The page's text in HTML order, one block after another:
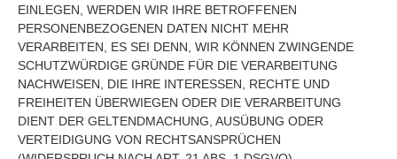
EINLEGEN, WERDEN WIR IHRE BETROFFENEN
PERSONENBEZOGENEN DATEN NICHT MEHR
VERARBEITEN, ES SEI DENN, WIR KÖNNEN ZWINGENDE
SCHUTZWÜRDIGE GRÜNDE FÜR DIE VERARBEITUNG
NACHWEISEN, DIE IHRE INTERESSEN, RECHTE UND
FREIHEITEN ÜBERWIEGEN ODER DIE VERARBEITUNG
DIENT DER GELTENDMACHUNG, AUSÜBUNG ODER
VERTEIDIGUNG VON RECHTSANSPRÜCHEN